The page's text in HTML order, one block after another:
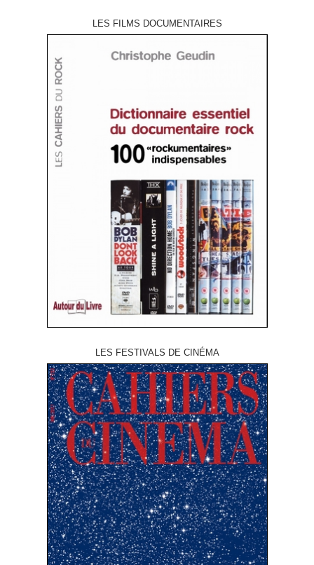
LES FILMS DOCUMENTAIRES
LES FESTIVALS DE CINÉMA